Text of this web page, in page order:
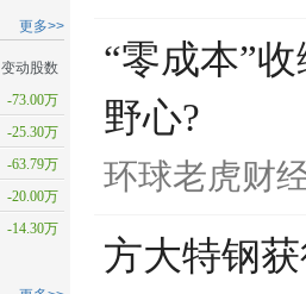
更多>>
变动股数
-73.00万
-25.30万
-63.79万
-20.00万
-14.30万
“零成本”
野心?
环球老虎财
方大特钢